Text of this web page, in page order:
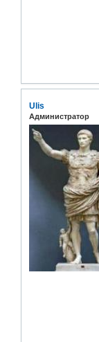
Ulis
Администратор